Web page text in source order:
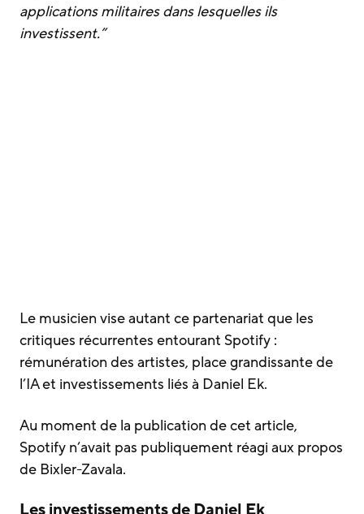
applications militaires dans lesquelles ils
investissent.”
Le musicien vise autant ce partenariat que les
critiques récurrentes entourant Spotify :
rémunération des artistes, place grandissante de
l’IA et investissements liés à Daniel Ek.
Au moment de la publication de cet article,
Spotify n’avait pas publiquement réagi aux propos
de Bixler-Zavala.
Les investissements de Daniel Ek